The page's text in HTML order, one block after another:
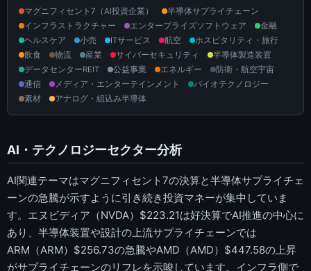
マグニフィセント7（AI投資企業）
半導体サプライチェーン
インフラストラクチャー
エンタープライズソフトウェア
金融
ヘルスケア
小売 ITサービス 航空
ホスピタリティ・旅行
飲食
物流 産業 サイバーセキュリティ
半導体製造装置
データセンターREIT
公益事業 エネルギー
防衛・航空宇宙
通信
メディア・エンターテインメント
バイオテクノロジー
素材
アナログ・組込み半導体
AI・テクノロジーセクター分析
AI関連テーマはマグニフィセント7の決算と半導体サプライチェ
ーンの急騰が示すように引き続き投資マネーが集中していま
す。エヌビディア（NVDA）$223.21は好決算でAI推進の中心に
あり、半導体装置や設計の上流サプライチェーンでは
ARM（ARM）$256.73の急騰やAMD（AMD）$447.58の上昇
がサプライチェーンのリフレを示唆しています。インフラ側で